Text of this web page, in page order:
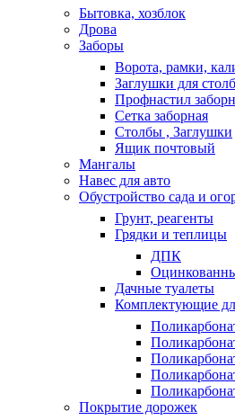
Бытовка, хозблок
Дрова
Заборы
Ворота, рамки,
Заглушки для
Профнастил
Сетка заборная
Столбы , Заглушки
Ящик почтовый
Мангалы
Навес для авто
Обустройство сада и
Грунт, реагенты
Грядки и теплицы
ДПК
Дачные туалеты
Комплектующие
Покрытие дорожек